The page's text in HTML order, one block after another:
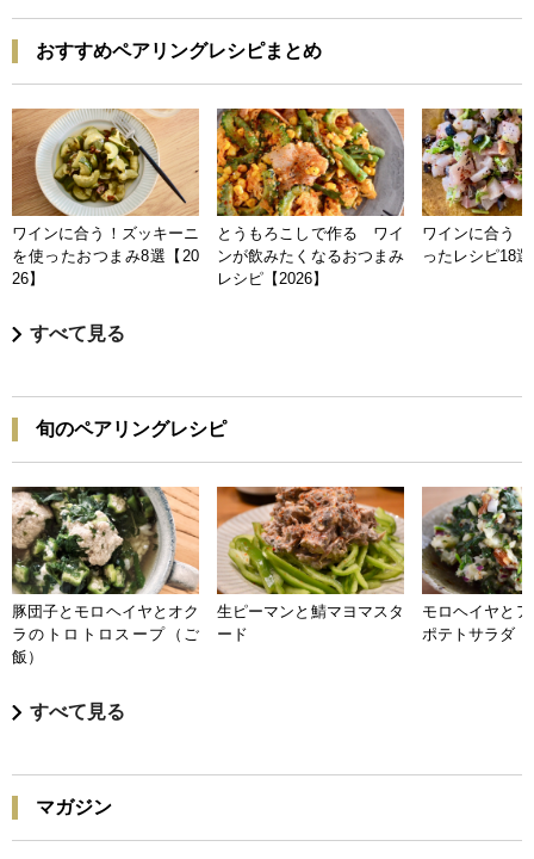
おすすめペアリングレシピまとめ
ワインに合う！ズッキーニ
を使ったおつまみ8選【20
26】
とうもろこしで作る ワイ
ンが飲みたくなるおつまみ
レシピ【2026】
ワインに合う
ったレシピ18
すべて見る
旬のペアリングレシピ
豚団子とモロヘイヤとオク
ラのトロトロスープ（ご
飯）
生ピーマンと鯖マヨマスタ
ード
モロヘイヤと
ポテトサラダ
すべて見る
マガジン